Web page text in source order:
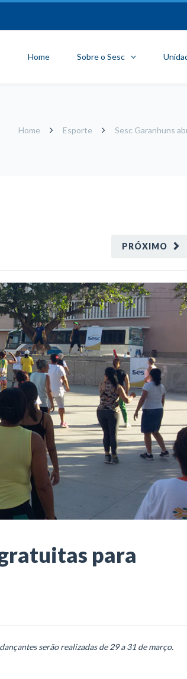
Home Sobre o Sesc
Home Esporte Sesc Garanhuns
PRÓXIMO
para
serão realizadas de 29 a 31 de março.